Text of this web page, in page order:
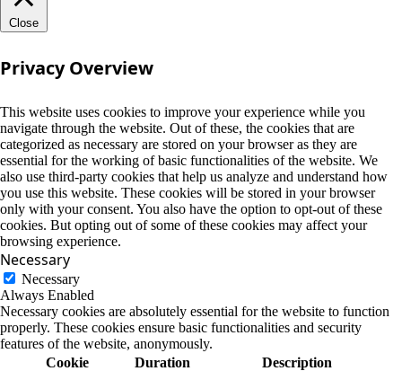
Close
Privacy Overview
This website uses cookies to improve your experience while you
navigate through the website. Out of these, the cookies that are
categorized as necessary are stored on your browser as they are
essential for the working of basic functionalities of the website. We
also use third-party cookies that help us analyze and understand how
you use this website. These cookies will be stored in your browser
only with your consent. You also have the option to opt-out of these
cookies. But opting out of some of these cookies may affect your
browsing experience.
Necessary
Necessary
Always Enabled
Necessary cookies are absolutely essential for the website to function
properly. These cookies ensure basic functionalities and security
features of the website, anonymously.
Cookie
Duration Description